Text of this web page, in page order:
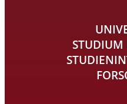
STUDIUM